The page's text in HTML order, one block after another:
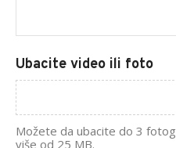
Ubacite video ili foto
Možete da ubacite do 3
više od 25 MB.